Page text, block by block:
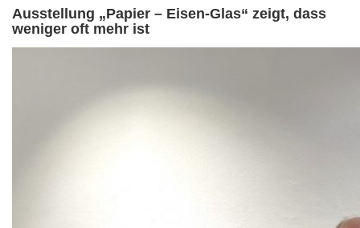
Ausstellung „Papier – Eisen-Glas“ zeigt, dass
weniger oft mehr ist